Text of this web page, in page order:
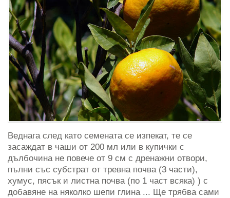
Веднага след като семената се изпекат, те се
засаждат в чаши от 200 мл или в купички с
дълбочина не повече от 9 см с дренажни отвори,
пълни със субстрат от тревна почва (3 части),
хумус, пясък и листна почва (по 1 част всяка) ) с
добавяне на няколко шепи глина ... Ще трябва сами